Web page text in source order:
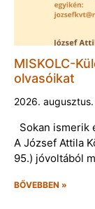
MISKOLC-
olvasóikat
2026.
Sokan ismerik
A József Attila
95.) jóvoltából
BŐVEBBEN »